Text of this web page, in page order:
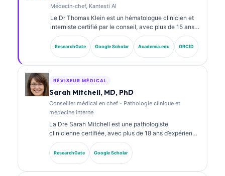
Médecin-chef, Kantesti AI
Le Dr Thomas Klein est un hématologue clinicien et
interniste certifié par le conseil, avec plus de 15 ans
d’expérience en médecine de laboratoire et en
analyse clinique assistée par IA. En tant que directeur
médical (Chief Medical Officer) chez Kantesti AI, il
a publié sur l’interprétation des biomarqueurs et le
diagnostic de laboratoire.
ResearchGate Google Scholar Academia.edu ORCID
RÉVISEUR MÉDICAL
Sarah Mitchell, MD, PhD
Conseiller médical en chef - Pathologie clinique et
médecine interne
La Dre Sarah Mitchell est une pathologiste
clinicienne certifiée, avec plus de 18 ans d’expérience
en médecine de laboratoire et en analyse
diagnostique. Elle détient des certifications
spécialisées en chimie clinique et a publié de
ResearchGate Google Scholar